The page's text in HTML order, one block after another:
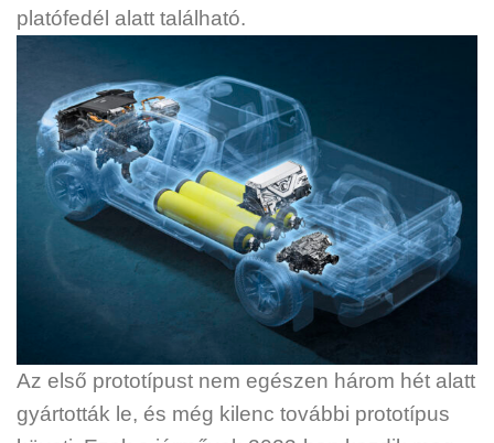
platófedél alatt található.
Az első prototípust nem egészen három hét alatt
gyártották le, és még kilenc további prototípus